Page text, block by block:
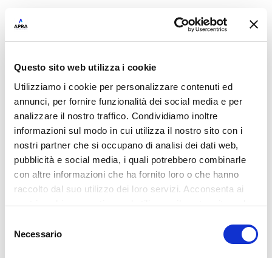
Questo sito web utilizza i cookie
Utilizziamo i cookie per personalizzare contenuti ed
annunci, per fornire funzionalità dei social media e per
analizzare il nostro traffico. Condividiamo inoltre
informazioni sul modo in cui utilizza il nostro sito con i
nostri partner che si occupano di analisi dei dati web,
pubblicità e social media, i quali potrebbero combinarle
con altre informazioni che ha fornito loro o che hanno
raccolto dal suo utilizzo dei loro servizi. Acconsenta ai
nostri cookie se continua ad utilizzare il nostro sito web.
delNecessario
Articoli recenti
Viticoltura di Precisione: più dati, meno
sprechi, decisioni migliori
Assistenza estiva 2026
Quaderno di Campagna Digitale: da obbligo
normativo a opportunità per le aziende